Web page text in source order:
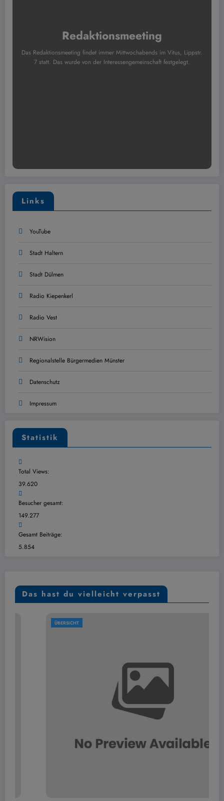
Redaktionsmeeting
Das Redaktionsmeeting findet immer Mittwochabends im Vitus, Lippstr.
7 statt. Das wurde von der Interessengemeinschaft festgelegt.
Links
YouTube
Stadt Haltern
Stadt Dülmen
Radio Kiepenkerl
Radio Vest
NRWision
Regionalstelle Bürgermedien Münster
Datenschutz
Impressum
Statistik
Total Views:
39.620
Besucher gesamt:
149.277
Gesamt Beiträge:
5.854
Das hast du vielleicht verpasst